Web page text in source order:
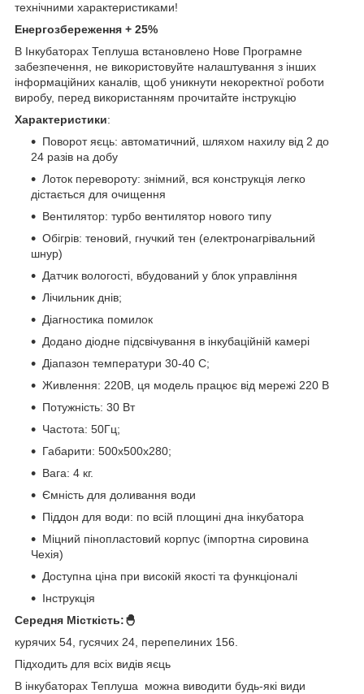
технічними характеристиками!
Енергозбереження + 25%
В Інкубаторах Теплуша встановлено Нове Програмне
забезпечення, не використовуйте налаштування з інших
інформаційних каналів, щоб уникнути некоректної роботи
виробу, перед використанням прочитайте інструкцію
Характеристики:
Поворот яєць: автоматичний, шляхом нахилу від 2 до
24 разів на добу
Лоток перевороту: знімний, вся конструкція легко
дістається для очищення
Вентилятор: турбо вентилятор нового типу
Обігрів: теновий, гнучкий тен (електронагрівальний
шнур)
Датчик вологості, вбудований у блок управління
Лічильник днів;
Діагностика помилок
Додано діодне підсвічування в інкубаційній камері
Діапазон температури 30-40 С;
Живлення: 220В, ця модель працює від мережі 220 В
Потужність: 30 Вт
Частота: 50Гц;
Габарити: 500х500х280;
Вага: 4 кг.
Ємність для доливання води
Піддон для води: по всій площині дна інкубатора
Міцний пінопластовий корпус (імпортна сировина
Чехія)
Доступна ціна при високій якості та функціоналі
Інструкція
Середня Місткість:🐣
курячих 54, гусячих 24, перепелиних 156.
Підходить для всіх видів яєць
В інкубаторах Теплуша можна виводити будь-які види